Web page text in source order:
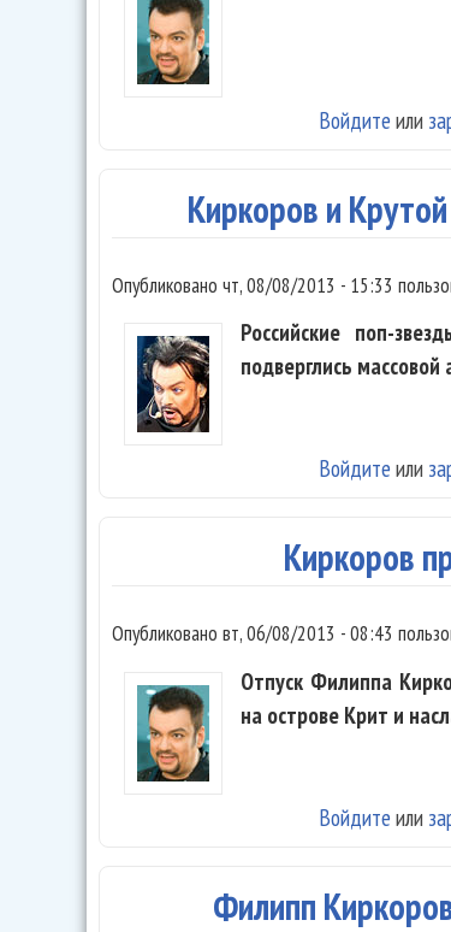
Войдите или
Киркоров и
Опубликовано чт, 08/08/2013 - 15:33
Российские поп-
подверглись массовой
Войдите или
Киркоров
Опубликовано вт, 06/08/2013 - 08:43
Отпуск Филиппа
на острове Крит и
Войдите или
Филипп